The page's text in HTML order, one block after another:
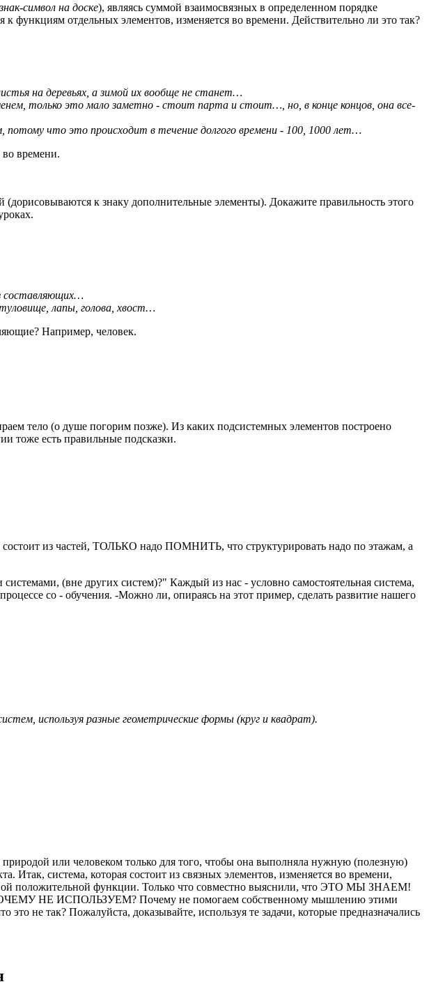
символ на доске), являясь суммой взаимосвязных в определенном порядке
отдельных элементов, изменяется во времени. Действительно ли это так?
на деревьях, а зимой их вообще не станет…
только это мало заметно - стоит парта и стоит…, но, в конце концов, она все-
что это происходит в течение долгого времени - 100, 1000 лет…
во времени.
к знаку дополнительные элементы). Докажите правильность этого
составляющих…
лапы, голова, хвост…
Например, человек.
тело (о душе погорим позже). Из каких подсистемных элементов построено
тоже есть правильные подсказки.
из частей, ТОЛЬКО надо ПОМНИТЬ, что структурировать надо по этажам, а
(вне других систем)?" Каждый из нас - условно самостоятельная система,
со - обучения. -Можно ли, опираясь на этот пример, сделать развитие нашего
используя разные геометрические формы (круг и квадрат).
или человеком только для того, чтобы она выполняла нужную (полезную)
система, которая состоит из связных элементов, изменяется во времени,
положительной функции. Только что совместно выяснили, что ЭТО МЫ ЗНАЕМ!
НЕ ИСПОЛЬЗУЕМ? Почему не помогаем собственному мышлению этими
это не так? Пожалуйста, доказывайте, используя те задачи, которые предназначались